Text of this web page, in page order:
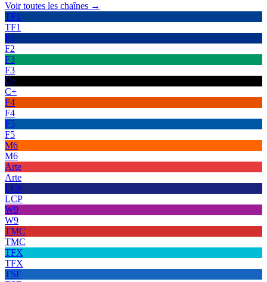
Voir toutes les chaînes →
TF1
TF1
F2
F2
F3
F3
C+
C+
F4
F4
F5
F5
M6
M6
Arte
Arte
LCP
LCP
W9
W9
TMC
TMC
TFX
TFX
TSF